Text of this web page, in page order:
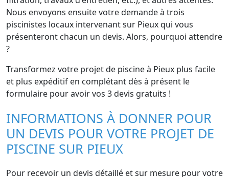
Nous envoyons ensuite votre demande à trois
piscinistes locaux intervenant sur Pieux qui vous
présenteront chacun un devis. Alors, pourquoi attendre
?
Transformez votre projet de piscine à Pieux plus facile
et plus expéditif en complétant dès à présent le
formulaire pour avoir vos 3 devis gratuits !
INFORMATIONS À DONNER POUR
UN DEVIS POUR VOTRE PROJET DE
PISCINE SUR PIEUX
Pour recevoir un devis détaillé et sur mesure pour votre